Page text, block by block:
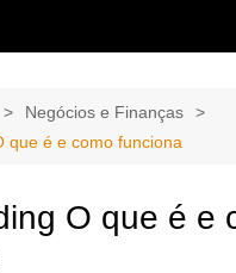
Negócios e Finanças
que é e como funciona
O que é e